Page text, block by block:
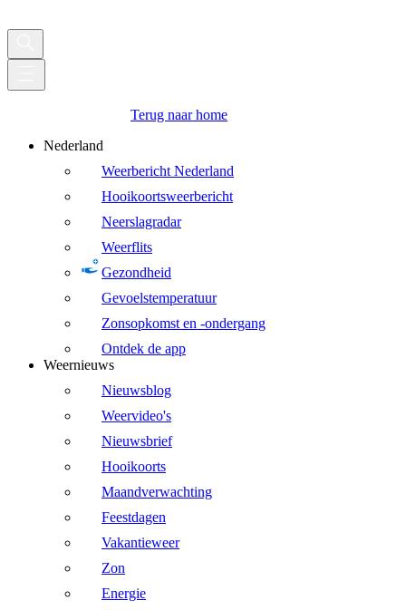
Terug naar home
Nederland
Weerbericht Nederland
Hooikoortsweerbericht
Neerslagradar
Weerflits
Gezondheid
Gevoelstemperatuur
Zonsopkomst en -ondergang
Ontdek de app
Weernieuws
Nieuwsblog
Weervideo's
Nieuwsbrief
Hooikoorts
Maandverwachting
Feestdagen
Vakantieweer
Zon
Energie